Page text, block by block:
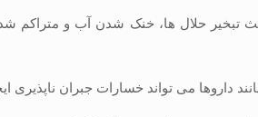
تبخیر حلال ها، خنک شدن آب و متراکم
داروها می تواند خسارات جبران ناپذیری